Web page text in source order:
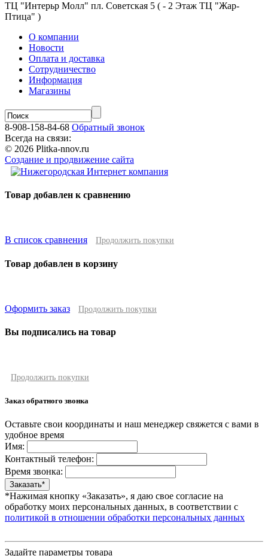
ТЦ "Интерьр Молл" пл. Советская 5 ( - 2 Этаж ТЦ "Жар-
Птица" )
О компании
Новости
Оплата и доставка
Сотрудничество
Информация
Магазины
8-908-158-84-68 Обратный звонок
Всегда на связи:
© 2026 Plitka-nnov.ru
Создание и продвижение сайта
Товар добавлен к сравнению
В список сравнения Продолжить покупки
Товар добавлен в корзину
Оформить заказ Продолжить покупки
Вы подписались на товар
Продолжить покупки
Заказ обратного звонка
Оставьте свои координаты и наш менеджер свяжется с вами в
удобное время
Имя:
Контактный телефон:
Время звонка:
*Нажимая кнопку «Заказать», я даю свое согласие на
обработку моих персональных данных, в соответствии с
политикой в отношении обработки персональных данных
Задайте параметры товара